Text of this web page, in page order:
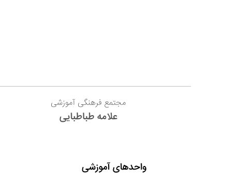
مجتمع فرهنگی آموزشی
علامه طباطبایی
واحدهای آموزشی